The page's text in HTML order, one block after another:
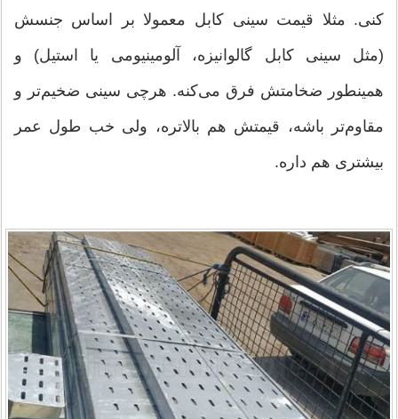
کنی. مثلا قیمت سینی کابل معمولا بر اساس جنسش
(مثل سینی کابل گالوانیزه، آلومینیومی یا استیل) و
همینطور ضخامتش فرق می‌کنه. هرچی سینی ضخیم‌تر و
مقاوم‌تر باشه، قیمتش هم بالاتره، ولی خب طول عمر
بیشتری هم داره.